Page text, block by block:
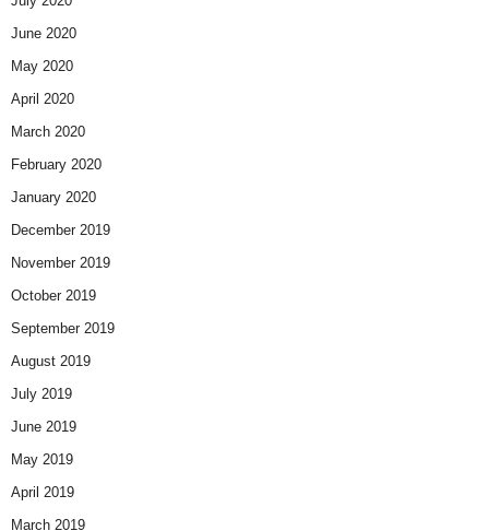
June 2020
May 2020
April 2020
March 2020
February 2020
January 2020
December 2019
November 2019
October 2019
September 2019
August 2019
July 2019
June 2019
May 2019
April 2019
March 2019